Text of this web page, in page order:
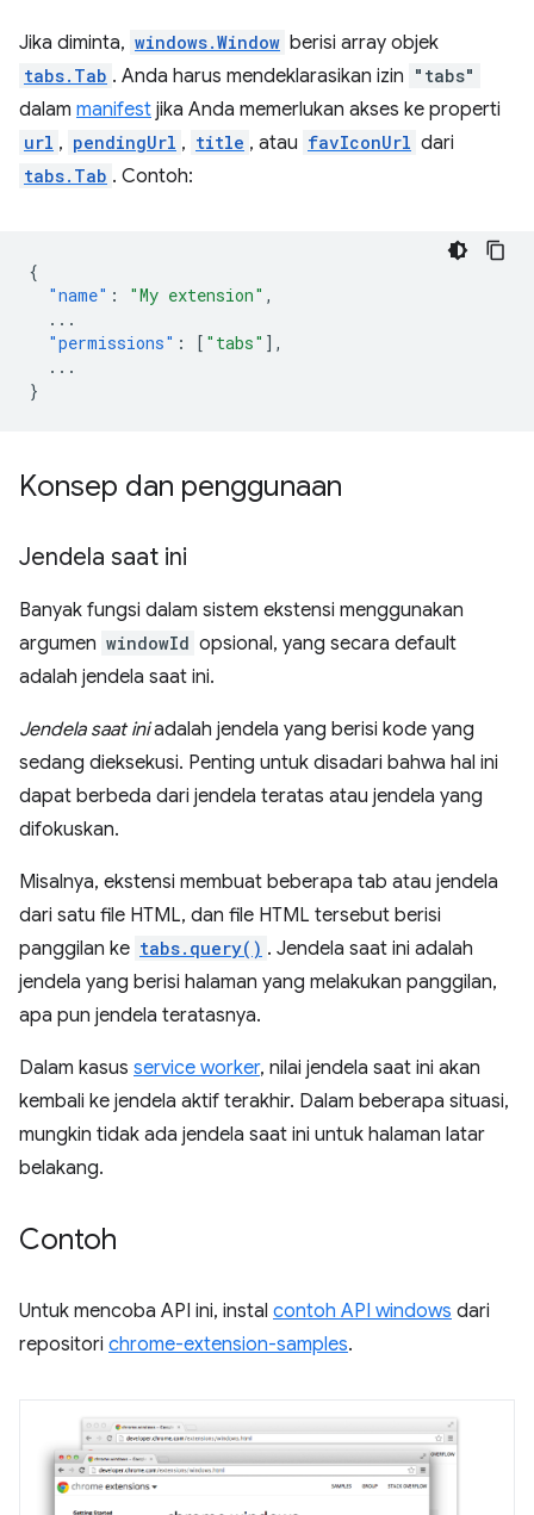
Jika diminta, windows.Window berisi array objek
tabs.Tab . Anda harus mendeklarasikan izin "tabs"
dalam manifest jika Anda memerlukan akses ke properti
url , pendingUrl , title , atau favIconUrl dari
tabs.Tab . Contoh:
{
"name" : "My extension" ,
...
"permissions" : [ "tabs" ],
...
}
Konsep dan penggunaan
Jendela saat ini
Banyak fungsi dalam sistem ekstensi menggunakan
argumen windowId opsional, yang secara default
adalah jendela saat ini.
Jendela saat iniadalah jendela yang berisi kode yang
sedang dieksekusi. Penting untuk disadari bahwa hal ini
dapat berbeda dari jendela teratas atau jendela yang
difokuskan.
Misalnya, ekstensi membuat beberapa tab atau jendela
dari satu file HTML, dan file HTML tersebut berisi
panggilan ke tabs.query() . Jendela saat ini adalah
jendela yang berisi halaman yang melakukan panggilan,
apa pun jendela teratasnya.
Dalam kasus service worker, nilai jendela saat ini akan
kembali ke jendela aktif terakhir. Dalam beberapa situasi,
mungkin tidak ada jendela saat ini untuk halaman latar
belakang.
Contoh
Untuk mencoba API ini, instal contoh API windows dari
repositori chrome-extension-samples.